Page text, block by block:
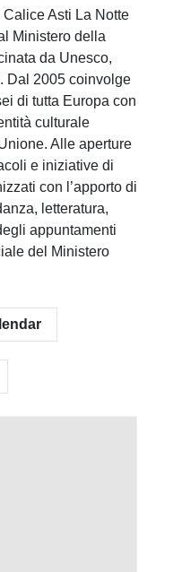
Asti La Notte
Ministero della
da Unesco,
Dal 2005 coinvolge
di tutta Europa con
culturale
Alle aperture
e iniziative di
con l’apporto di
letteratura,
appuntamenti
del Ministero